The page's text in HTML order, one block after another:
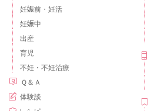
妊娠前・妊活
妊娠中
出産
育児
不妊・不妊治療
Ｑ＆Ａ
体験談